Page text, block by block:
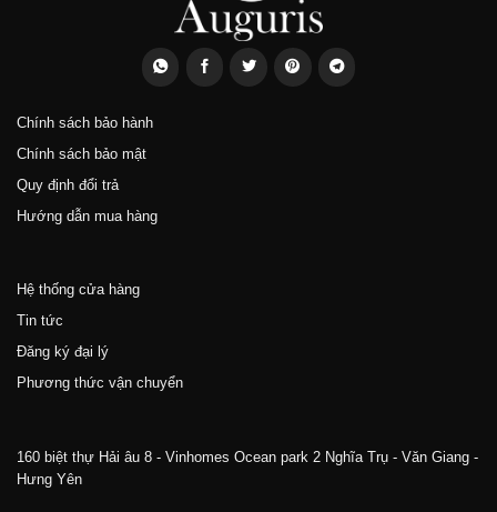
Chính sách bảo hành
Chính sách bảo mật
Quy định đổi trả
Hướng dẫn mua hàng
Hệ thống cửa hàng
Tin tức
Đăng ký đại lý
Phương thức vận chuyển
160 biệt thự Hải âu 8 - Vinhomes Ocean park 2 Nghĩa Trụ - Văn Giang -
Hưng Yên